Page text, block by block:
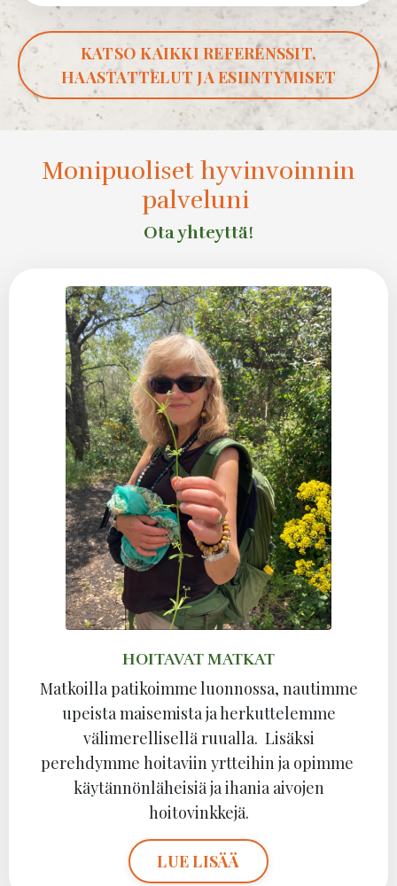
KATSO KAIKKI REFERENSSIT,
HAASTATTELUT JA ESIINTYMISET
Monipuoliset hyvinvoinnin
palveluni
Ota yhteyttä!
HOITAVAT MATKAT
Matkoilla patikoimme luonnossa, nautimme
upeista maisemista ja herkuttelemme
välimerellisellä ruualla. Lisäksi
perehdymme hoitaviin yrtteihin ja opimme
käytännönläheisiä ja ihania aivojen
hoitovinkkejä.
LUE LISÄÄ